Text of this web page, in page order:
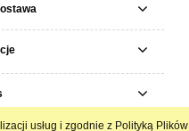
usług i zgodnie z Polityką Plików